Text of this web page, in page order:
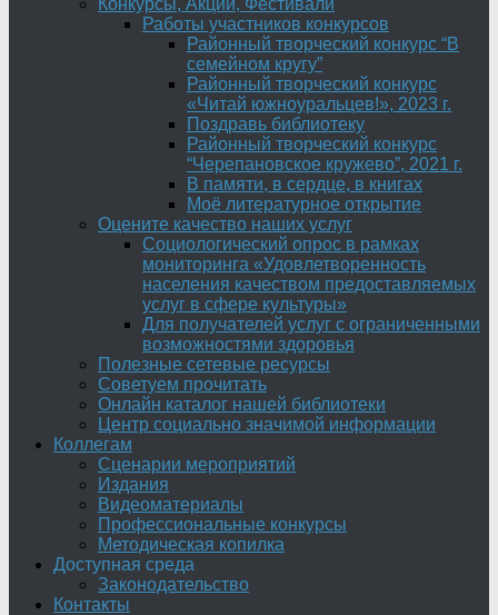
Конкурсы, Акции, Фестивали
Работы участников конкурсов
Районный творческий конкурс “В
семейном кругу”
Районный творческий конкурс
«Читай южноуральцев!», 2023 г.
Поздравь библиотеку
Районный творческий конкурс
“Черепановское кружево”, 2021 г.
В памяти, в сердце, в книгах
Моё литературное открытие
Оцените качество наших услуг
Социологический опрос в рамках
мониторинга «Удовлетворенность
населения качеством предоставляемых
услуг в сфере культуры»
Для получателей услуг с ограниченными
возможностями здоровья
Полезные сетевые ресурсы
Советуем прочитать
Онлайн каталог нашей библиотеки
Центр социально значимой информации
Коллегам
Сценарии мероприятий
Издания
Видеоматериалы
Профессиональные конкурсы
Методическая копилка
Доступная среда
Законодательство
Контакты